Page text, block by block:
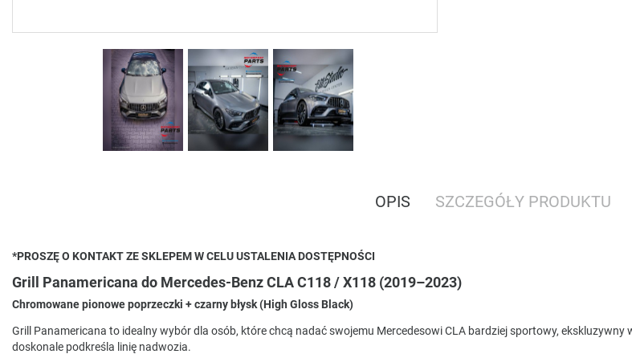
OPIS SZCZEGÓŁY PRODUKTU
*PROSZĘ O KONTAKT ZE SKLEPEM W CELU USTALENIA DOSTĘPNOŚCI
Grill Panamericana do Mercedes-Benz CLA C118 / X118 (2019–2023)
Chromowane pionowe poprzeczki + czarny błysk (High Gloss Black)
Grill Panamericana to idealny wybór dla osób, które chcą nadać swojemu Mercedesowi CLA bardziej sportowy, ekskluzywny
doskonale podkreśla linię nadwozia.